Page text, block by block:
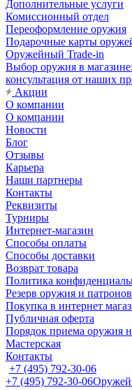
Дополнительные услуги
Комиссионный отдел
Переоформление оружия
Подарочные карты
Оружейный Trade-in
Выбор оружия в
консультация от наших
Акции
О компании
О компании
Новости
Блог
Отзывы
Карьера
Наши партнеры
Контакты
Реквизиты
Турниры
Интернет-магазин
Способы оплаты
Способы доставки
Возврат товара
Политика
Резерв оружия и патронов
Покупка в интернет
Публичная оферта
Порядок приема оружия
Мастерская
Контакты
+7 (495) 792-30-06
+7 (495) 792-30-06